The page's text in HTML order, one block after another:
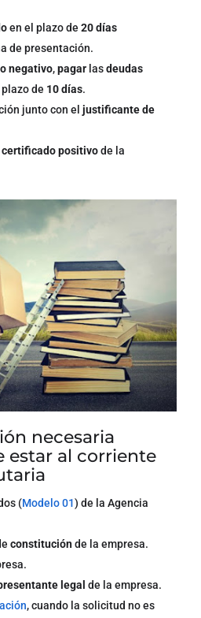
en el plazo de 20 días
de presentación.
negativo,pagar lasdeudas
de 10 días.
junto con el justificante de
certificado positivode la
necesaria
estar al corriente
(Modelo 01) de la Agencia
constituciónde la empresa.
legal de la empresa.
, cuando la solicitud no es